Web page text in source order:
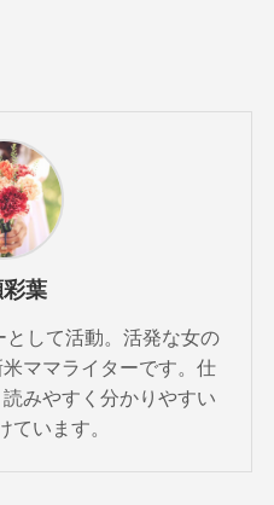
葉
して活動。活発な女の
ママライターです。仕
みやすく分かりやすい
ています。